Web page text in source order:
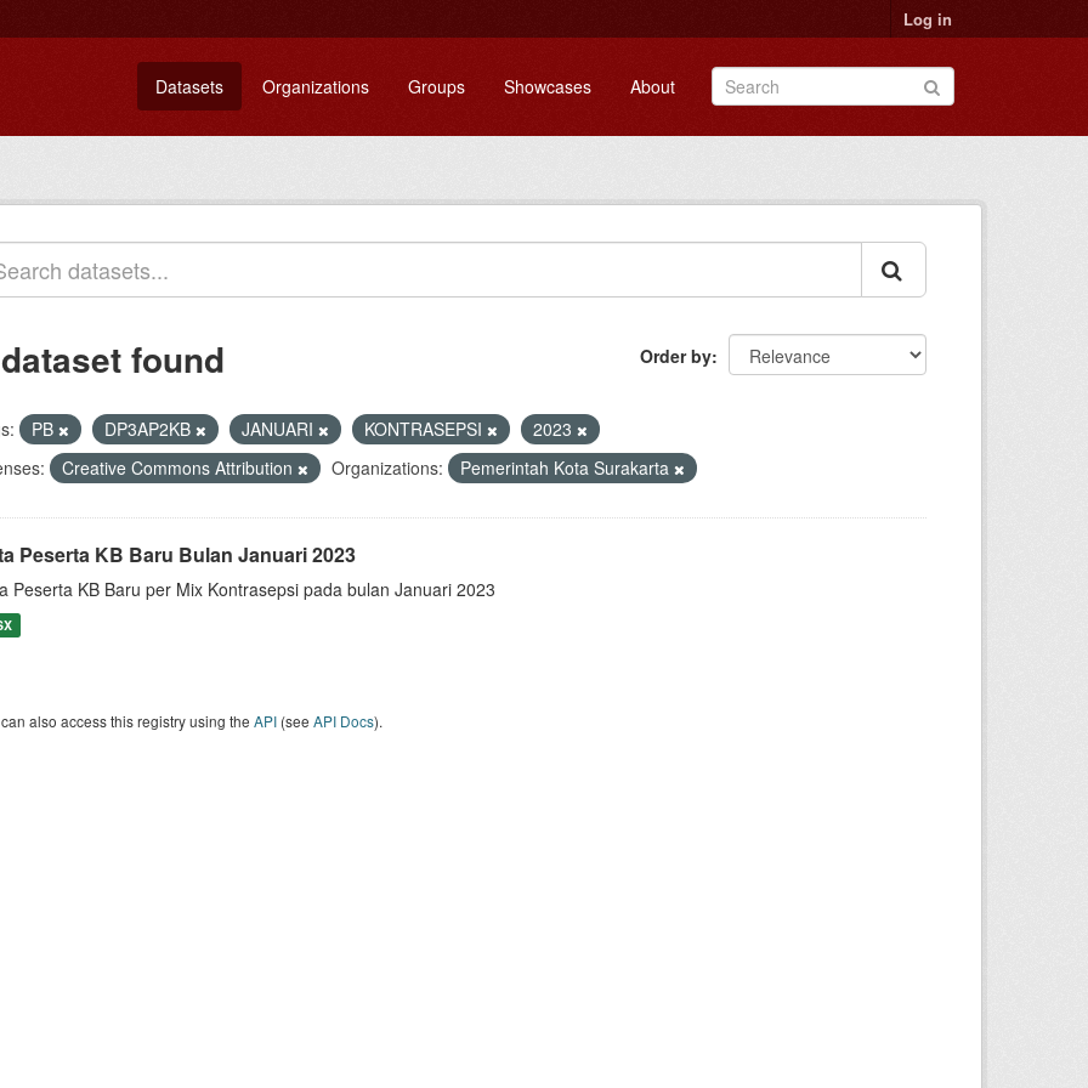
Log in
Datasets Organizations Groups Showcases About
Order by
found
PB DP3AP2KB JANUARI KONTRASEPSI
2023
Creative Commons Attribution Organizations: Pemerintah Kota Surakarta
Peserta KB Baru Bulan Januari 2023
Peserta KB Baru per Mix Kontrasepsi pada bulan Januari 2023
also access this registry using the API (see API Docs).